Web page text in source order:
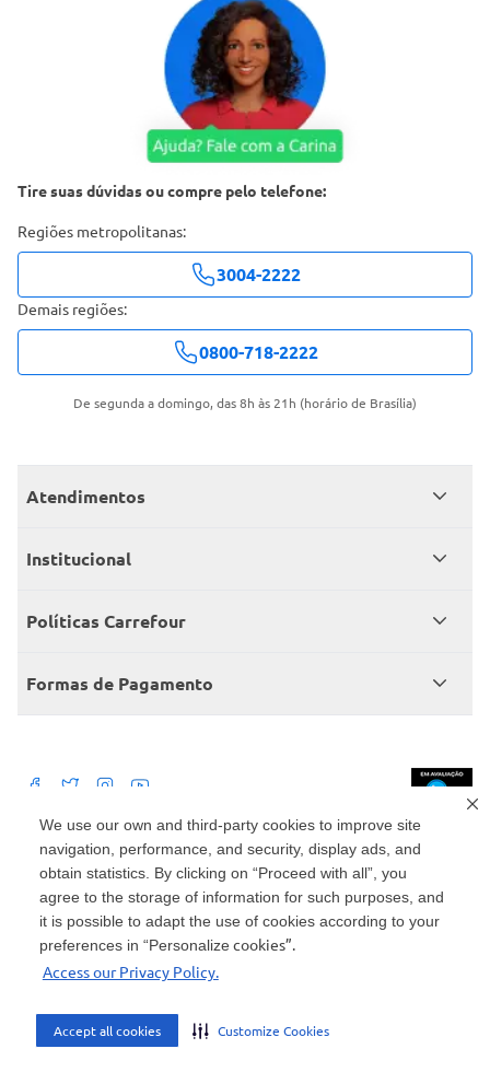
We use our own and third-party cookies to improve site
navigation, performance, and security, display ads, and
obtain statistics. By clicking on “Proceed with all”, you
agree to the storage of information for such purposes, and
it is possible to adapt the use of cookies according to your
preferences in “Personalize cookies”.
Access our Privacy Policy.
Accept all cookies Customize Cookies
Tire suas dúvidas ou compre pelo telefone:
Regiões metropolitanas:
3004-2222
Demais regiões:
0800-718-2222
De segunda a domingo, das 8h às 21h (horário de Brasília)
Atendimentos
Meus pedidos
Consumidor.gov
Institucional
Grupo Carrefour Brasil
Produtos Carrefour
Políticas Carrefour
Políticas de entregas
Políticas de trocas e devoluções
Formas de Pagamento
Mercado: Carrefour Comércio e Indústrias Ltda Via de Acesso Norte, Km 38,
nº 420, Empresarial Gato Preto, Cajamar - SP | CEP 07789-100 | CNPJ:
45.543.915/0846-95
Drogaria: Carrefour Comercio e Industria Ltda: Avenida das Nações Unidas,
15187, Loja 104/105/106 Bloco A Setor 1 - Vila Gertrudes, São Paulo, SP |
CEP 04794-000 | CNPJ: 45.543.915/0736-50
Envio de documentos administrativos e jurídicos: Avenida Tucunaré, 125 -
Tamboré, Barueri - SP | CEP 06460-020
atendimento@carrefour.com.br